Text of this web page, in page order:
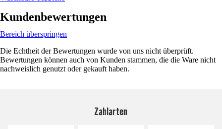
Kundenbewertungen
Bereich überspringen
Die Echtheit der Bewertungen wurde von uns nicht überprüft.
Bewertungen können auch von Kunden stammen, die die Ware nicht
nachweislich genutzt oder gekauft haben.
Zahlarten